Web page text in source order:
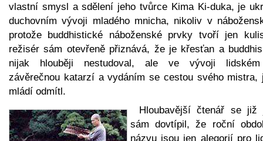
vlastní smysl a sdělení jeho tvůrce Kima Ki-duka, je
duchovním vývoji mladého mnicha, nikoliv v
protože buddhistické náboženské prvky tvoří jen
režisér sám otevřeně přiznává, že je křesťan a
nijak hlouběji nestudoval, ale ve vývoji
závěrečnou katarzí a vydáním se cestou svého mistra,
mládí odmítl.
Hloubavější čtenář se již
sám dovtípil, že roční
názvu jsou jen alegorií pro